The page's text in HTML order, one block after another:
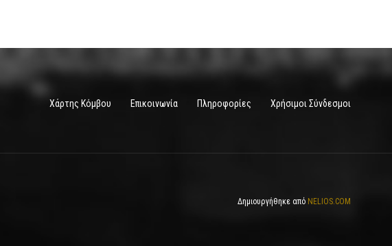
Χάρτης Κόμβου Επικοινωνία Πληροφορίες Χρήσιμοι Σύνδεσμοι
Δημιουργήθηκε από NELIOS.COM